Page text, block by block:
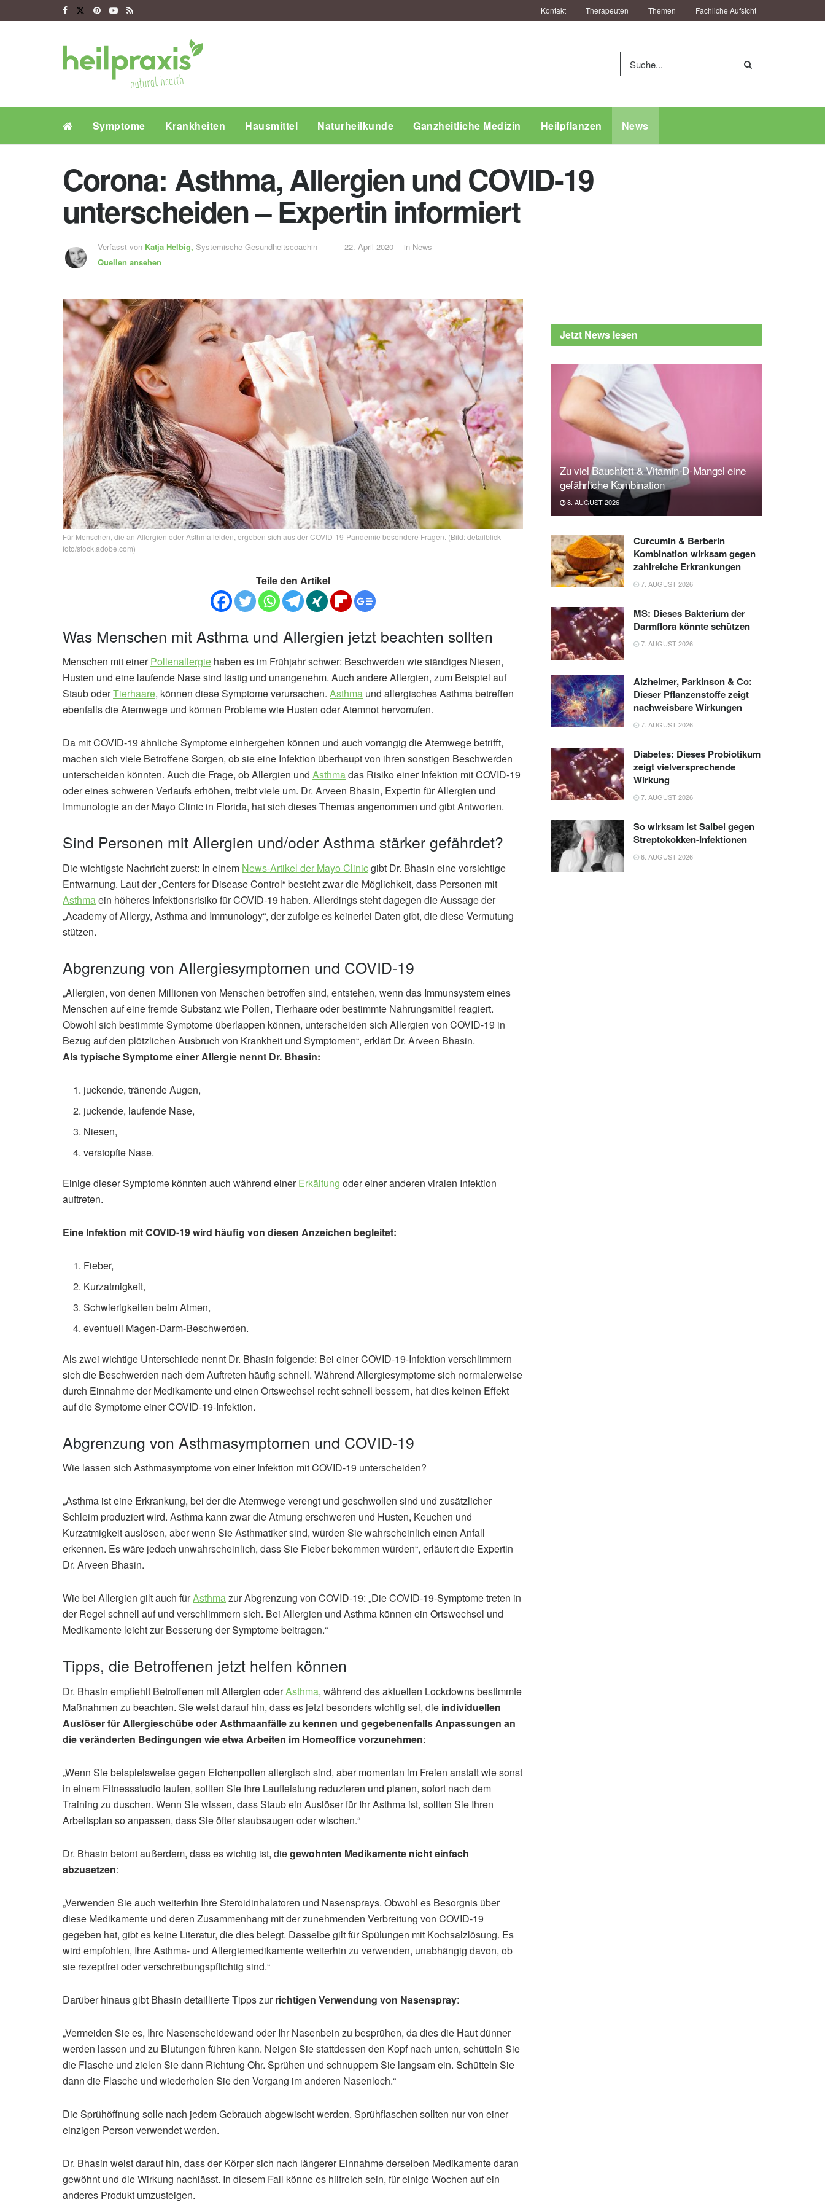
Kontakt Therapeuten Themen Fachliche Aufsicht
Symptome Krankheiten Hausmittel Naturheilkunde Ganzheitliche Medizin Heilpflanzen News
Corona: Asthma, Allergien und COVID-19
unterscheiden – Expertin informiert
Verfasst von Katja Helbig, Systemische Gesundheitscoachin
Quellen ansehen
22. April 2020 in News
Für Menschen, die an Allergien oder Asthma leiden, ergeben sich aus der COVID-19-Pandemie besondere Fragen. (Bild: detailblick-
foto/stock.adobe.com)
Teile den Artikel
Was Menschen mit Asthma und Allergien jetzt beachten sollten
Menschen mit einerPollenallergie haben es im Frühjahr schwer: Beschwerden wie ständiges Niesen,
Husten und eine laufende Nase sind lästig und unangenehm. Auch andere Allergien, zum Beispiel auf
Staub oderTierhaare, können diese Symptome verursachen. Asthma und allergisches Asthma betreffen
ebenfalls die Atemwege und können Probleme wie Husten oder Atemnot hervorrufen.
Da mit COVID-19 ähnliche Symptome einhergehen können und auch vorrangig die Atemwege betrifft,
machen sich viele Betroffene Sorgen, ob sie eine Infektion überhaupt von ihren sonstigen Beschwerden
unterscheiden könnten. Auch die Frage, ob Allergien und Asthmadas Risiko einer Infektion mit COVID-19
oder eines schweren Verlaufs erhöhen, treibt viele um. Dr. Arveen Bhasin, Expertin für Allergien und
Immunologie an der Mayo Clinic in Florida, hat sich dieses Themas angenommen und gibt Antworten.
Sind Personen mit Allergien und/oder Asthma stärker gefährdet?
Die wichtigste Nachricht zuerst: In einem News-Artikel der Mayo Clinicgibt Dr. Bhasin eine vorsichtige
Entwarnung. Laut der „Centers for Disease Control“ besteht zwar die Möglichkeit, dass Personen mit
Asthmaein höheres Infektionsrisiko für COVID-19 haben. Allerdings steht dagegen die Aussage der
„Academy of Allergy, Asthma and Immunology“, der zufolge es keinerlei Daten gibt, die diese Vermutung
stützen.
Abgrenzung von Allergiesymptomen und COVID-19
„Allergien, von denen Millionen von Menschen betroffen sind, entstehen, wenn das Immunsystem eines
Menschen auf eine fremde Substanz wie Pollen, Tierhaare oder bestimmte Nahrungsmittel reagiert.
Obwohl sich bestimmte Symptome überlappen können, unterscheiden sich Allergien von COVID-19 in
Bezug auf den plötzlichen Ausbruch von Krankheit und Symptomen“, erklärt Dr. Arveen Bhasin.
Als typische Symptome einer Allergie nennt Dr. Bhasin:
juckende, tränende Augen,
juckende, laufende Nase,
Niesen,
verstopfte Nase.
Einige dieser Symptome könnten auch während einerErkältung oder einer anderen viralen Infektion
auftreten.
Eine Infektion mit COVID-19 wird häufig von diesen Anzeichen begleitet:
Fieber,
Kurzatmigkeit,
Schwierigkeiten beim Atmen,
eventuell Magen-Darm-Beschwerden.
Als zwei wichtige Unterschiede nennt Dr. Bhasin folgende: Bei einer COVID-19-Infektion verschlimmern
sich die Beschwerden nach dem Auftreten häufig schnell. Während Allergiesymptome sich normalerweise
durch Einnahme der Medikamente und einen Ortswechsel recht schnell bessern, hat dies keinen Effekt
auf die Symptome einer COVID-19-Infektion.
Abgrenzung von Asthmasymptomen und COVID-19
Wie lassen sich Asthmasymptome von einer Infektion mit COVID-19 unterscheiden?
„Asthma ist eine Erkrankung, bei der die Atemwege verengt und geschwollen sind und zusätzlicher
Schleim produziert wird. Asthma kann zwar die Atmung erschweren und Husten, Keuchen und
Kurzatmigkeit auslösen, aber wenn Sie Asthmatiker sind, würden Sie wahrscheinlich einen Anfall
erkennen. Es wäre jedoch unwahrscheinlich, dass Sie Fieber bekommen würden“, erläutert die Expertin
Dr. Arveen Bhasin.
Wie bei Allergien gilt auch fürAsthmazur Abgrenzung von COVID-19: „Die COVID-19-Symptome treten in
der Regel schnell auf und verschlimmern sich. Bei Allergien und Asthma können ein Ortswechsel und
Medikamente leicht zur Besserung der Symptome beitragen.“
Tipps, die Betroffenen jetzt helfen können
Dr. Bhasin empfiehlt Betroffenen mit Allergien oderAsthma, während des aktuellen Lockdowns bestimmte
Maßnahmen zu beachten. Sie weist darauf hin, dass es jetzt besonders wichtig sei, die individuellen
Auslöser für Allergieschübe oder Asthmaanfälle zu kennen und gegebenenfalls Anpassungen an
die veränderten Bedingungen wie etwa Arbeiten im Homeoffice vorzunehmen:
„Wenn Sie beispielsweise gegen Eichenpollen allergisch sind, aber momentan im Freien anstatt wie sonst
in einem Fitnessstudio laufen, sollten Sie Ihre Laufleistung reduzieren und planen, sofort nach dem
Training zu duschen. Wenn Sie wissen, dass Staub ein Auslöser für Ihr Asthma ist, sollten Sie Ihren
Arbeitsplan so anpassen, dass Sie öfter staubsaugen oder wischen.“
Dr. Bhasin betont außerdem, dass es wichtig ist, diegewohnten Medikamente nicht einfach
abzusetzen:
„Verwenden Sie auch weiterhin Ihre Steroidinhalatoren und Nasensprays. Obwohl es Besorgnis über
diese Medikamente und deren Zusammenhang mit der zunehmenden Verbreitung von COVID-19
gegeben hat, gibt es keine Literatur, die dies belegt. Dasselbe gilt für Spülungen mit Kochsalzlösung. Es
wird empfohlen, Ihre Asthma- und Allergiemedikamente weiterhin zu verwenden, unabhängig davon, ob
sie rezeptfrei oder verschreibungspflichtig sind.“
Darüber hinaus gibt Bhasin detaillierte Tipps zurrichtigen Verwendung von Nasenspray:
„Vermeiden Sie es, Ihre Nasenscheidewand oder Ihr Nasenbein zu besprühen, da dies die Haut dünner
werden lassen und zu Blutungen führen kann. Neigen Sie stattdessen den Kopf nach unten, schütteln Sie
die Flasche und zielen Sie dann Richtung Ohr. Sprühen und schnuppern Sie langsam ein. Schütteln Sie
dann die Flasche und wiederholen Sie den Vorgang im anderen Nasenloch.“
Die Sprühöffnung solle nach jedem Gebrauch abgewischt werden. Sprühflaschen sollten nur von einer
einzigen Person verwendet werden.
Dr. Bhasin weist darauf hin, dass der Körper sich nach längerer Einnahme derselben Medikamente daran
gewöhnt und die Wirkung nachlässt. In diesem Fall könne es hilfreich sein, für einige Wochen auf ein
anderes Produkt umzusteigen.
Jetzt News lesen
Zu viel Bauchfett & Vitamin-D-Mangel eine
gefährliche Kombination
8. AUGUST 2026
Curcumin & Berberin
Kombination wirksam gegen
zahlreiche Erkrankungen
7. AUGUST 2026
MS: Dieses Bakterium der
Darmflora könnte schützen
7. AUGUST 2026
Alzheimer, Parkinson & Co:
Dieser Pflanzenstoffe zeigt
nachweisbare Wirkungen
7. AUGUST 2026
Diabetes: Dieses Probiotikum
zeigt vielversprechende
Wirkung
7. AUGUST 2026
So wirksam ist Salbei gegen
Streptokokken-Infektionen
6. AUGUST 2026